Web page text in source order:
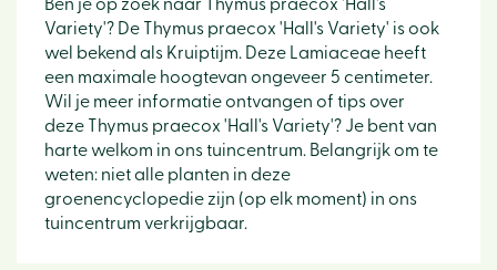
Ben je op zoek naar Thymus praecox 'Hall's
Variety'? De Thymus praecox 'Hall's Variety' is ook
wel bekend als Kruiptijm. Deze Lamiaceae heeft
een maximale hoogtevan ongeveer 5 centimeter.
Wil je meer informatie ontvangen of tips over
deze Thymus praecox 'Hall's Variety'? Je bent van
harte welkom in ons tuincentrum. Belangrijk om te
weten: niet alle planten in deze
groenencyclopedie zijn (op elk moment) in ons
tuincentrum verkrijgbaar.